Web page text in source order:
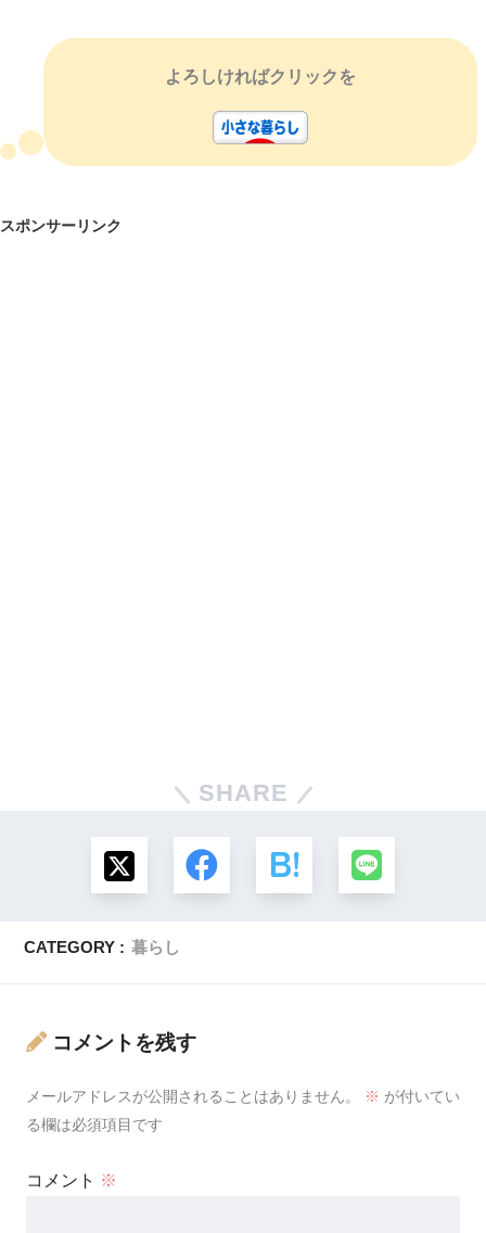
よろしければクリックを
スポンサーリンク
SHARE
CATEGORY : 暮らし
コメントを残す
メールアドレスが公開されることはありません。 ※ が付いてい
る欄は必須項目です
コメント ※